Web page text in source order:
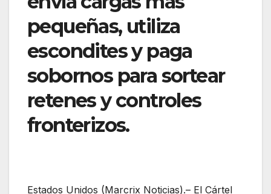
pequeñas, utiliza
escondites y paga
sobornos para sortear
retenes y controles
fronterizos.
Estados Unidos (Marcrix Noticias).– El Cártel